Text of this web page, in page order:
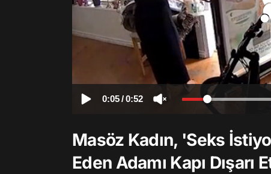
0:05/0:52
Masöz Kadın, 'Seks
Eden Adamı Kapı Dışarı